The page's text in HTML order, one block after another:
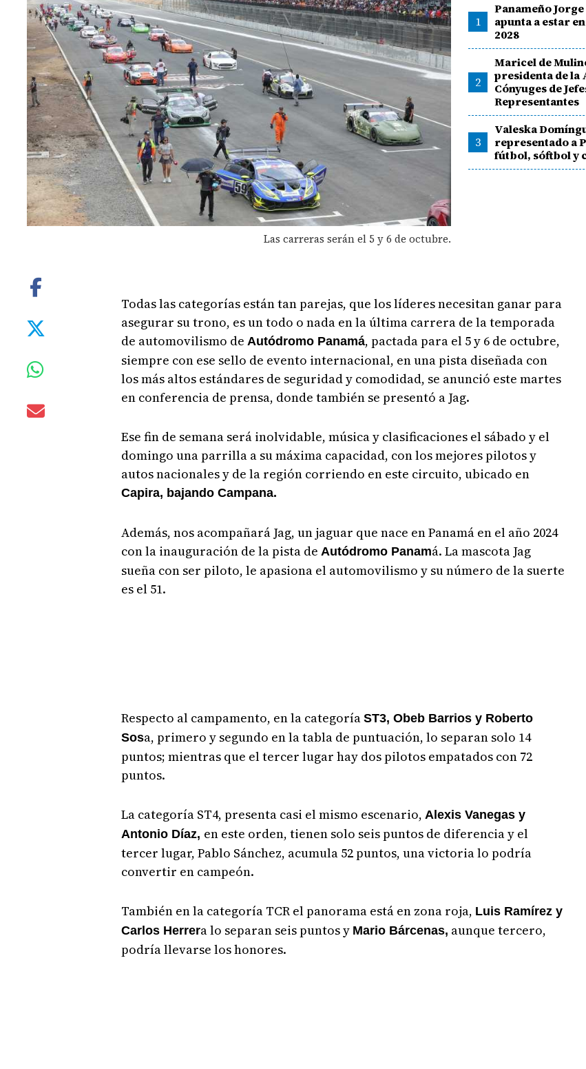
Las carreras serán el 5 y 6 de octubre.
1
Panameño
apunta a estar
2028
2
Maricel de
presidenta de la
Cónyuges de
Representantes
3
Valeska
representado a
fútbol, sóftbol y
Todas las categorías están tan parejas, que los líderes necesitan ganar para
asegurar su trono, es un todo o nada en la última carrera de la temporada
de automovilismo de Autódromo Panamá, pactada para el 5 y 6 de octubre,
siempre con ese sello de evento internacional, en una pista diseñada con
los más altos estándares de seguridad y comodidad, se anunció este martes
en conferencia de prensa, donde también se presentó a Jag.
Ese fin de semana será inolvidable, música y clasificaciones el sábado y el
domingo una parrilla a su máxima capacidad, con los mejores pilotos y
autos nacionales y de la región corriendo en este circuito, ubicado en
Capira, bajando Campana.
Además, nos acompañará Jag, un jaguar que nace en Panamá en el año 2024
con la inauguración de la pista de Autódromo Panamá. La mascota Jag
sueña con ser piloto, le apasiona el automovilismo y su número de la suerte
es el 51.
Respecto al campamento, en la categoría ST3, Obeb Barrios y Roberto
Sosa, primero y segundo en la tabla de puntuación, lo separan solo 14
puntos; mientras que el tercer lugar hay dos pilotos empatados con 72
puntos.
La categoría ST4, presenta casi el mismo escenario, Alexis Vanegas y
Antonio Díaz, en este orden, tienen solo seis puntos de diferencia y el
tercer lugar, Pablo Sánchez, acumula 52 puntos, una victoria lo podría
convertir en campeón.
También en la categoría TCR el panorama está en zona roja, Luis Ramírez y
Carlos Herrera lo separan seis puntos y Mario Bárcenas, aunque tercero,
podría llevarse los honores.